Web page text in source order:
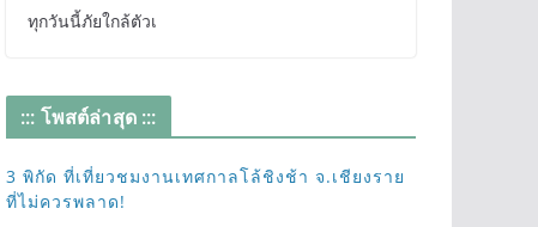
ทุกวันนี้ภัยใกล้ตัวเ
::: โพสต์ล่าสุด :::
3 พิกัด ที่เที่ยวชมงานเทศกาลโล้ชิงช้า จ.เชียงราย
ที่ไม่ควรพลาด!